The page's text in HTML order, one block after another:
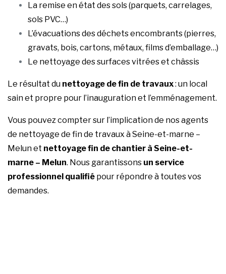
La remise en état des sols (parquets, carrelages,
sols PVC…)
L’évacuations des déchets encombrants (pierres,
gravats, bois, cartons, métaux, films d’emballage…)
Le nettoyage des surfaces vitrées et châssis
Le résultat du nettoyage de fin de travaux: un local
sain et propre pour l’inauguration et l’emménagement.
Vous pouvez compter sur l’implication de nos agents
de nettoyage de fin de travaux à Seine-et-marne –
Melun et nettoyage fin de chantier à Seine-et-
marne – Melun. Nous garantissons un service
professionnel qualifié pour répondre à toutes vos
demandes.